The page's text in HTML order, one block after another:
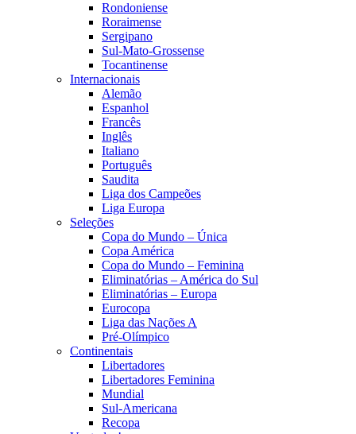
Rondoniense
Roraimense
Sergipano
Sul-Mato-Grossense
Tocantinense
Internacionais
Alemão
Espanhol
Francês
Inglês
Italiano
Português
Saudita
Liga dos Campeões
Liga Europa
Seleções
Copa do Mundo – Única
Copa América
Copa do Mundo – Feminina
Eliminatórias – América do Sul
Eliminatórias – Europa
Eurocopa
Liga das Nações A
Pré-Olímpico
Continentais
Libertadores
Libertadores Feminina
Mundial
Sul-Americana
Recopa